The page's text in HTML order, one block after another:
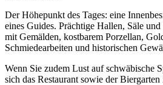
Der Höhepunkt des Tages: eine
eines Guides. Prächtige Hallen, Säle und
mit Gemälden, kostbarem Porzellan,
Schmiedearbeiten und historischen
Wenn Sie zudem Lust auf schwäbische
sich das Restaurant sowie der